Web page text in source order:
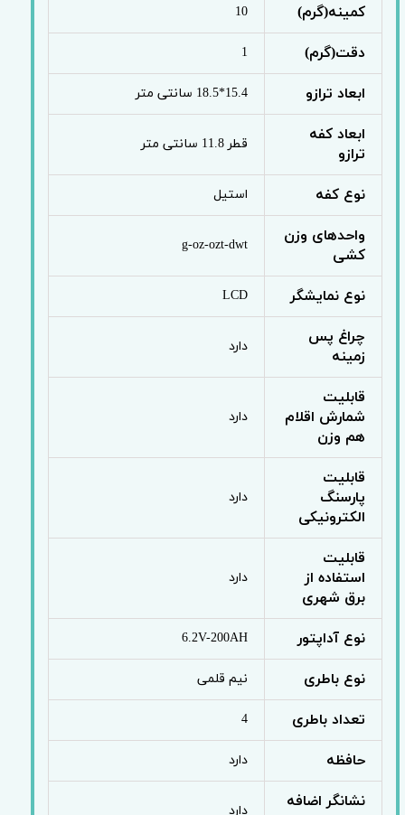
کمینه(گرم) 10
دقت(گرم) 1
ابعاد ترازو 15.4*18.5 سانتی متر
ابعاد کفه
ترازو
قطر 11.8 سانتی متر
نوع کفه استیل
واحدهای وزن
کشی
g-oz-ozt-dwt
نوع نمایشگر LCD
چراغ پس
زمینه
دارد
قابلیت
شمارش اقلام
هم وزن
دارد
قابلیت
پارسنگ
الکترونیکی
دارد
قابلیت
استفاده از
برق شهری
دارد
نوع آداپتور 6.2V-200AH
نوع باطری نیم قلمی
تعداد باطری 4
حافظه دارد
نشانگر اضافه
دارد